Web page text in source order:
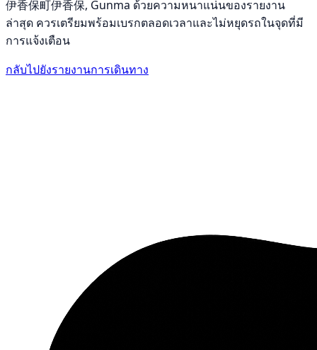
伊香保町伊香保, Gunma ด้วยความหนาแน่นของรายงาน
ล่าสุด ควรเตรียมพร้อมเบรกตลอดเวลาและไม่หยุดรถในจุดที่มี
การแจ้งเตือน
กลับไปยังรายงานการเดินทาง